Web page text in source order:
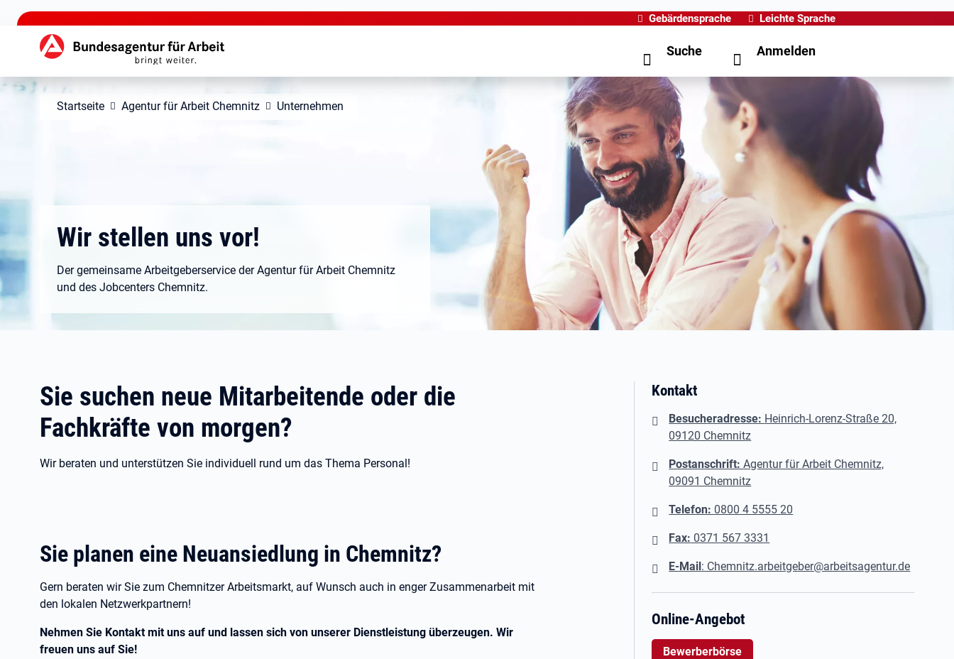
zu den Hauptinhalten springen
Gebärdensprache Leichte Sprache
Hauptnavigation Suche Anmelden
Startseite Agentur für Arbeit Chemnitz Unternehmen
Wir stellen uns vor!
Der gemeinsame Arbeitgeberservice der Agentur für Arbeit Chemnitz
und des Jobcenters Chemnitz.
Sie suchen neue Mitarbeitende oder die
Fachkräfte von morgen?
Wir beraten und unterstützen Sie individuell rund um das Thema Personal!
Sie planen eine Neuansiedlung in Chemnitz?
Gern beraten wir Sie zum Chemnitzer Arbeitsmarkt, auf Wunsch auch in enger Zusammenarbeit mit
den lokalen Netzwerkpartnern!
Nehmen Sie Kontakt mit uns auf und lassen sich von unserer Dienstleistung überzeugen. Wir
freuen uns auf Sie!
Kontakt
Besucheradresse: Heinrich-Lorenz-Straße 20,
09120 Chemnitz
Postanschrift:Agentur für Arbeit Chemnitz,
09091 Chemnitz
Telefon: 0800 4 5555 20
Fax: 0371 567 3331
E-Mail: Chemnitz.arbeitgeber@arbeitsagentur.de
Online-Angebot
Bewerberbörse